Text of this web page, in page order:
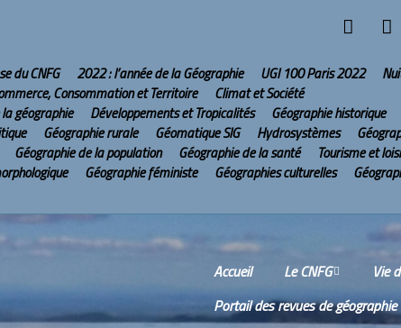
du CNFG 2022 : l’année de la Géographie UGI 100 Paris 2022
Consommation et Territoire
Climat et Société
géographie
Développements et Tropicalités Géographie historique
Géographie rurale Géomatique SIG Hydrosystèmes
Géographie de la population Géographie de la santé Tourisme et
Géographie féministe Géographies culturelles
Accueil
Le CNFG
Le CNFG sur Internet
Vie
Portail des revues de géographie